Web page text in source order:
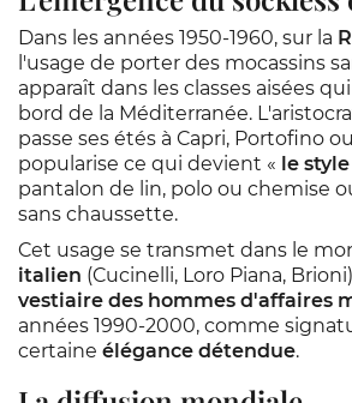
Dans les années 1950-1960, sur la
l'usage de porter des mocassins
apparaît dans les classes aisées
bord de la Méditerranée.
passe ses étés à Capri, Portofino
popularise ce qui devient « le
pantalon de lin, polo ou chemise
sans chaussette.
Cet usage se transmet dans le
italien (Cucinelli, Loro Piana,
vestiaire des hommes d'affaires
années 1990-2000, comme
certaine élégance détendue.